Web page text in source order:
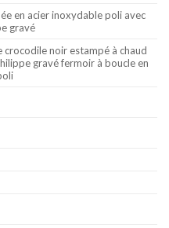
en acier inoxydable poli avec
gravé
crocodile noir estampé à chaud
gravé fermoir à boucle en